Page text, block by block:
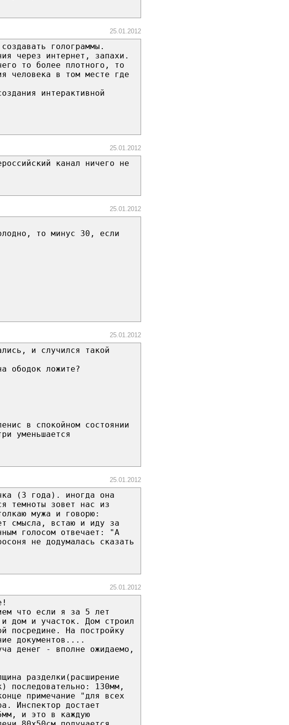
25.01.2012
голограммы.
через интернет, запахи.
то более плотного, то
человека в том месте где
интерактивной
25.01.2012
канал ничего не
25.01.2012
то минус 30, если
25.01.2012
и случился такой
ободок ложите?
в спокойном состоянии
уменьшается
25.01.2012
(3 года). иногда она
темноты зовет нас из
мужа и говорю:
смысла, встаю и иду за
голосом отвечает: "А
не додумалась сказать
25.01.2012
что если я за 5 лет
дом и участок. Дом строил
посредине. На постройку
документов....
денег - вполне ожидаемо,
разделки(расширение
последовательно: 130мм,
примечание "для всех
Инспектор достает
и это в каждую